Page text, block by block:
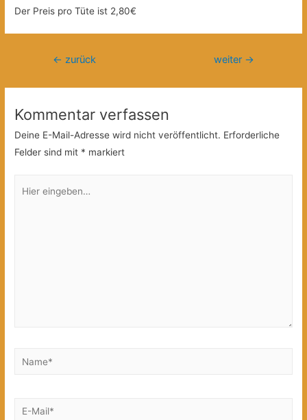
Der Preis pro Tüte ist 2,80€
Beitragsnavigation
← zurück weiter →
Kommentar verfassen
Deine E-Mail-Adresse wird nicht veröffentlicht. Erforderliche
Felder sind mit * markiert
eingeben…
Name*
E-